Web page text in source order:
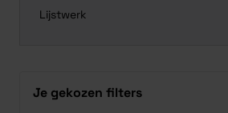
Lijstwerk
Je gekozen filters